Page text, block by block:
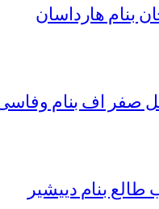
بنام هارداسان
صفر اف بنام
طالع بنام دییشیر